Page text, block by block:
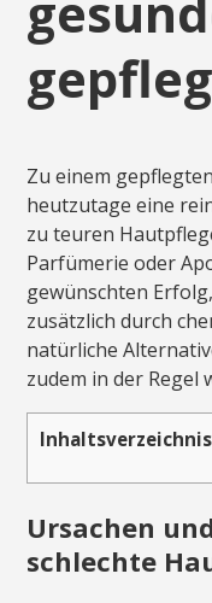
Zu einem
heutzutage eine
zu teuren
Parfümerie oder
gewünschten
zusätzlich durch
natürliche
zudem in der Regel
Inhaltsverzeichnis
Ursachen
schlechte